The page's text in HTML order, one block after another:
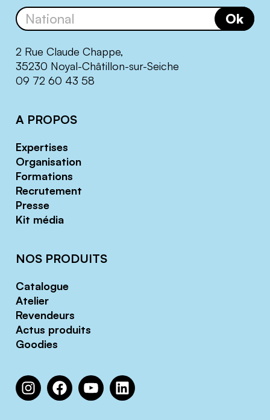
Ok
2 Rue Claude Chappe,
35230 Noyal-Châtillon-sur-Seiche
09 72 60 43 58
A PROPOS
Expertises
Organisation
Formations
Recrutement
Presse
Kit média
NOS PRODUITS
Catalogue
Atelier
Revendeurs
Actus produits
Goodies